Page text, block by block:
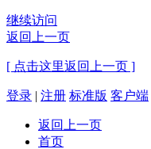
继续访问
返回上一页
[ 点击这里返回上一页 ]
登录 | 注册 标准版 客户端
返回上一页
首页